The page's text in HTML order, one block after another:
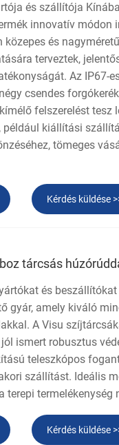
és szállítója
innovatív módon
és
terveztek,
Az IP67-
csendes
felszerelést
például kiállítási
tömeges
Kérdés küldése
tárcsás
és beszállítókat
gyár, amely kiváló
A Visu
ismert robusztus
teleszkópos
szállítást. Ideális
terepi termelékenység
Kérdés küldése